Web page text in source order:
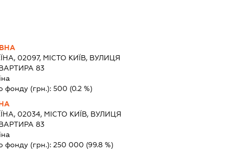
02097, МІСТО КИЇВ, ВУЛИЦЯ
83
фонду (грн.):500 (0.2 %)
02034, МІСТО КИЇВ, ВУЛИЦЯ
83
фонду (грн.):250 000 (99.8 %)